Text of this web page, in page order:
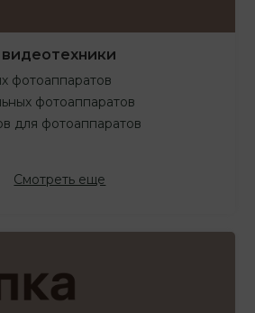
фотоаппаратов
фотоаппаратов
для фотоаппаратов
Смотреть еще